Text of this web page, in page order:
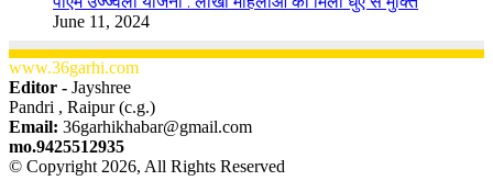
June 11, 2024
www.36garhi.com
Editor - Jayshree
Pandri , Raipur (c.g.)
Email: 36garhikhabar@gmail.com
mo.9425512935
© Copyright 2026, All Rights Reserved